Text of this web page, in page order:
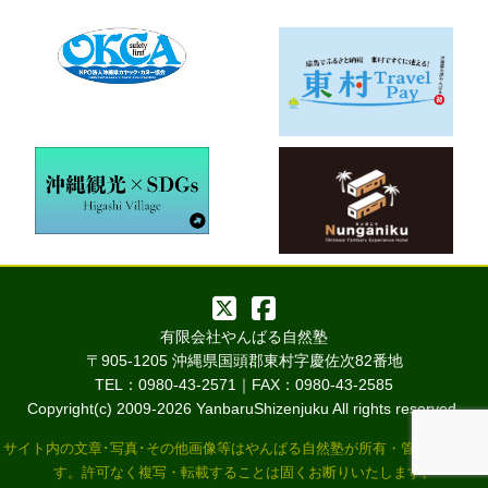
有限会社やんばる自然塾
〒905-1205 沖縄県国頭郡東村字慶佐次82番地
TEL：0980-43-2571｜FAX：0980-43-2585
Copyright(c) 2009-2026 YanbaruShizenjuku All rights reserved.
サイト内の文章･写真･その他画像等はやんばる自然塾が所有・管理していま
す。許可なく複写・転載することは固くお断りいたします。